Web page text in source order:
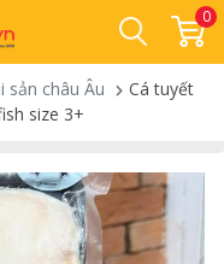
0
sản châu Âu
Cá tuyết
size 3+